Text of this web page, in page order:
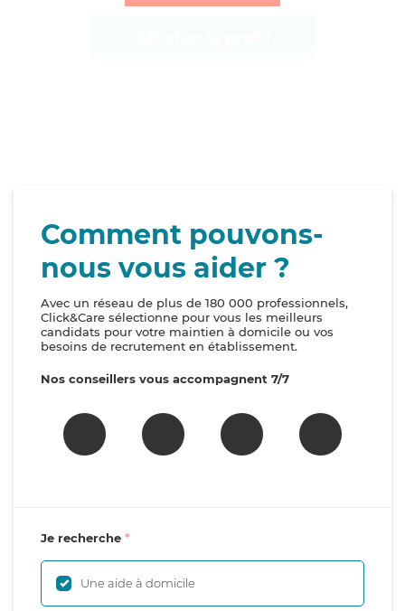
Comment pouvons-
nous vous aider ?
Avec un réseau de plus de 180 000 professionnels,
Click&Care sélectionne pour vous les meilleurs
candidats pour votre maintien à domicile ou vos
besoins de recrutement en établissement.
Nos conseillers vous accompagnent 7/7
Je recherche
Une aide à domicile